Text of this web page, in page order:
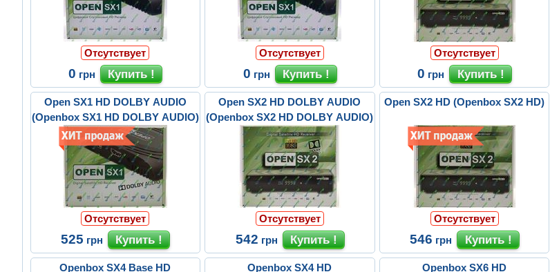
Отсутствует
0 грн
Отсутствует
0 грн
Отсутствует
0 грн
Open SX1 HD DOLBY AUDIO
(Openbox SX1 HD DOLBY AUDIO)
Отсутствует
525 грн
Open SX2 HD DOLBY AUDIO
(Openbox SX2 HD DOLBY AUDIO)
Отсутствует
542 грн
Open SX2 HD (Openbox SX2 HD)
Отсутствует
546 грн
Openbox SX4 Base HD Openbox SX4 HD Openbox SX6 HD